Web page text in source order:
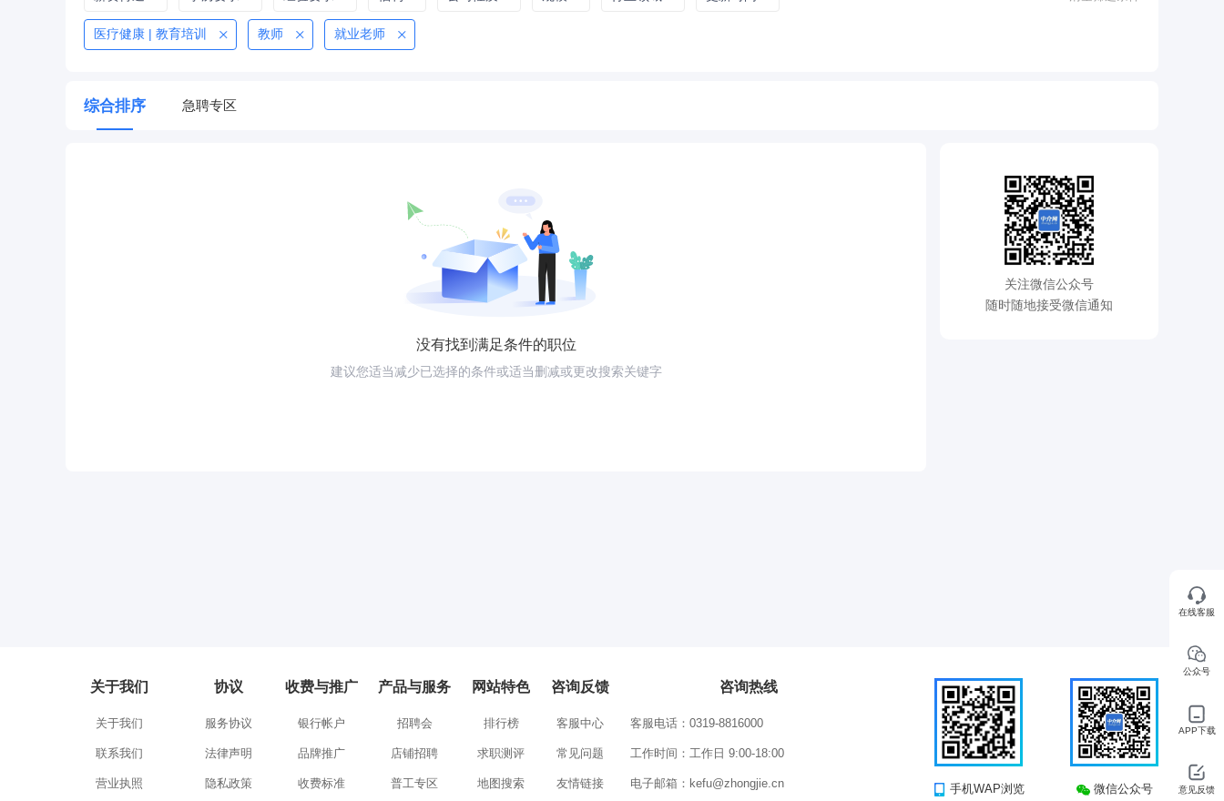
医疗健康 | 教育培训 教师 就业老师
综合排序 急聘专区
没有找到满足条件的职位
建议您适当减少已选择的条件或适当删减或更改搜索关键字
关注微信公众号
随时随地接受微信通知
关于我们
关于我们
联系我们
营业执照
协议
服务协议
法律声明
隐私政策
收费与推广
银行帐户
品牌推广
收费标准
产品与服务
招聘会
店铺招聘
普工专区
网站特色
排行榜
求职测评
地图搜索
咨询反馈
客服中心
常见问题
友情链接
咨询热线
客服电话：0319-8816000
工作时间：工作日 9:00-18:00
电子邮箱： kefu@zhongjie.cn 手机WAP浏览 微信公众号
在线客服
公众号
APP下载
意见反馈